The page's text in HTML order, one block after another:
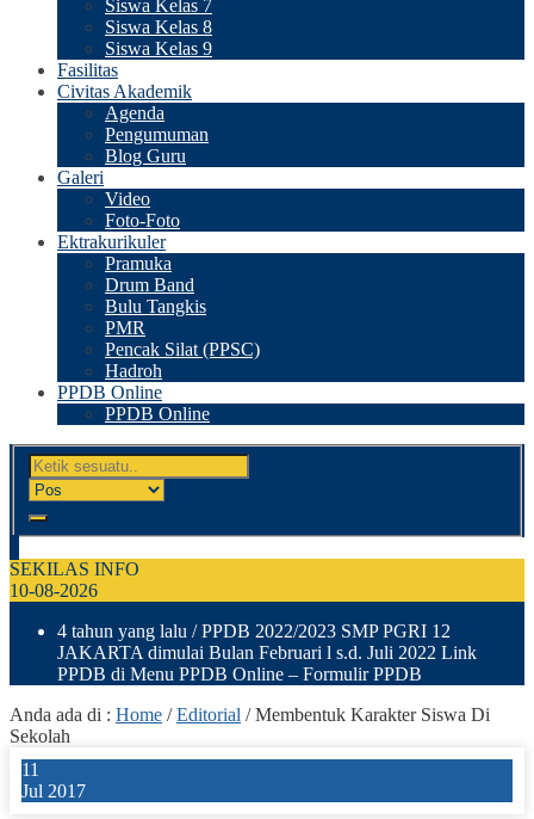
Siswa Kelas 7
Siswa Kelas 8
Siswa Kelas 9
Fasilitas
Civitas Akademik
Agenda
Pengumuman
Blog Guru
Galeri
Video
Foto-Foto
Ektrakurikuler
Pramuka
Drum Band
Bulu Tangkis
PMR
Pencak Silat (PPSC)
Hadroh
PPDB Online
PPDB Online
SEKILAS INFO
10-08-2026
4 tahun yang lalu / PPDB 2022/2023 SMP PGRI 12
JAKARTA dimulai Bulan Februari l s.d. Juli 2022 Link
PPDB di Menu PPDB Online – Formulir PPDB
Anda ada di : Home /Editorial /Membentuk Karakter Siswa Di
Sekolah
11
Jul 2017